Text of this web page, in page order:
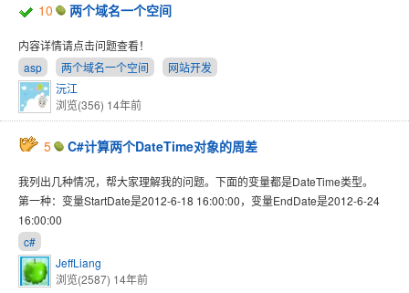
10 两个域名一个空间
内容详情请点击问题查看！
asp
两个域名一个空间
网站开发
沅江
浏览(356) 14年前
5 C#计算两个DateTime对象的周差
我列出几种情况，帮大家理解我的问题。下面的变量都是DateTime类型。
第一种：变量StartDate是2012-6-18 16:00:00，变量EndDate是2012-6-24
16:00:00
c#
JeffLiang
浏览(2587) 14年前